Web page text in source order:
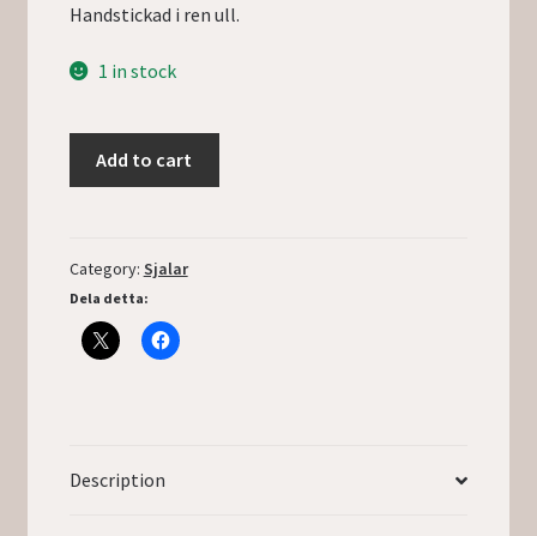
Handstickad i ren ull.
1 in stock
Add to cart
Category: Sjalar
Dela detta:
Description